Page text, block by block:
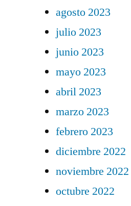
agosto 2023
julio 2023
junio 2023
mayo 2023
abril 2023
marzo 2023
febrero 2023
diciembre 2022
noviembre 2022
octubre 2022